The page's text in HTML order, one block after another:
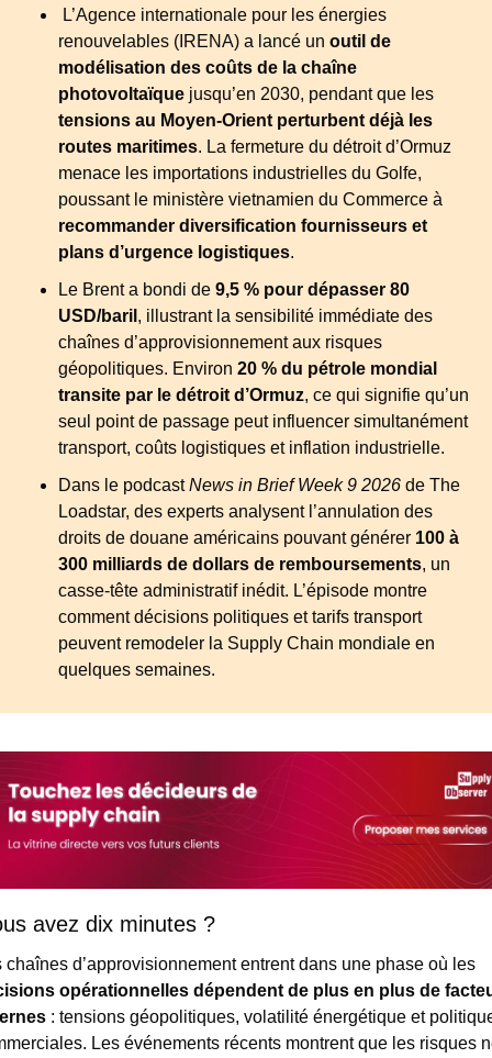
L’Agence internationale pour les énergies
renouvelables (IRENA) a lancé un outil de
modélisation des coûts de la chaîne
photovoltaïque
jusqu’en 2030, pendant que les
tensions au Moyen-Orient perturbent déjà les
routes maritimes. La fermeture du détroit d’Ormuz
menace les importations industrielles du Golfe,
recommander diversification fournisseurs et
plans d’urgence logistiques.
Le Brent a bondi de 9,5 % pour dépasser 80
USD/baril , illustrant la sensibilité immédiate des
chaînes d’approvisionnement aux risques
géopolitiques. Environ 20 % du pétrole mondial
transite par le détroit d’Ormuz, ce qui signifie qu’un
seul point de passage peut influencer simultanément
transport, coûts logistiques et inflation industrielle.
Dans le podcast News in Brief Week 9 2026 de The
Loadstar, des experts analysent l’annulation des
droits de douane américains pouvant générer 100 à
300 milliards de dollars de remboursements, un
casse-tête administratif inédit. L’épisode montre
comment décisions politiques et tarifs transport
peuvent remodeler la Supply Chain mondiale en
quelques semaines.
avez dix minutes ?
Les chaînes d’approvisionnement entrent dans une phase où les
opérationnelles dépendent de plus en plus de
: tensions géopolitiques, volatilité énergétique et
Les événements récents montrent que les risques